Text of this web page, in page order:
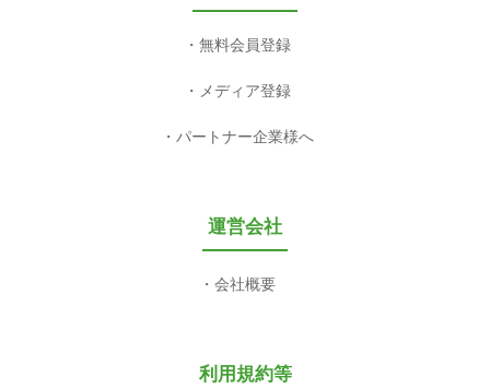
無料会員登録
メディア登録
パートナー企業様へ
運営会社
会社概要
利用規約等